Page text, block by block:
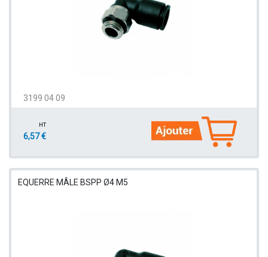
3199 04 09
HT
6,57 €
EQUERRE MÂLE BSPP Ø4 M5